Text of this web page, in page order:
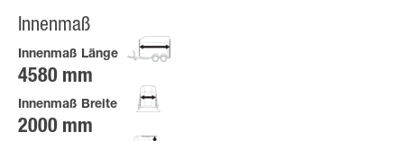
Innenmaß
Innenmaß Länge
4580 mm
Innenmaß Breite
2000 mm